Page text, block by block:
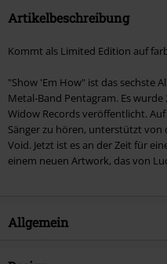
Artikelbeschreibung
Kommt als Limited Edition auf
"Show 'Em How" ist das sechste
Metal-Band Pentagram. Es
Widow Records veröffentlicht.
Sänger zu hören, unterstützt
Void. Jetzt ist es an der Zeit für
einem neuen Artwork, das von
Allgemein
Artikelnummer: